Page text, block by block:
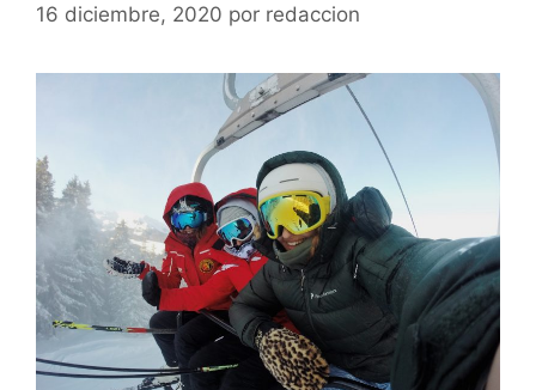
16 diciembre, 2020 por redaccion